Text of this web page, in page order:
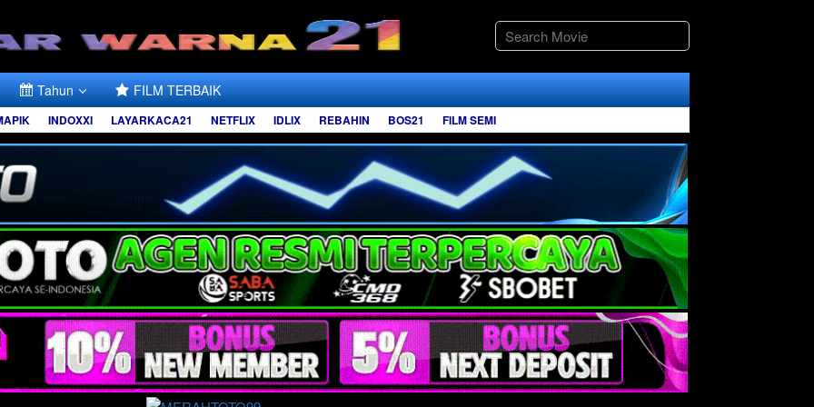
Tahun FILM TERBAIK
INDOXXI LAYARKACA21 NETFLIX IDLIX REBAHIN BOS21 FILM SEMI